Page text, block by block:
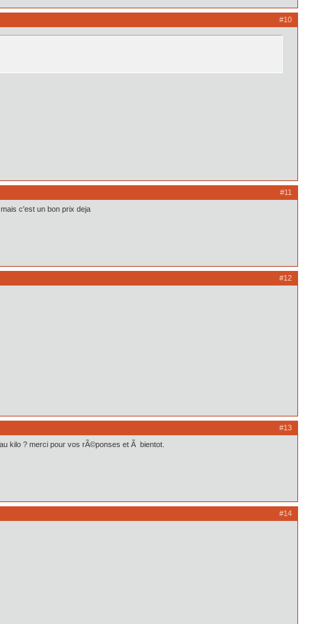
#10
#11
c'est un bon prix deja
#12
#13
kilo ? merci pour vos rÃ©ponses et Ã bientot.
#14